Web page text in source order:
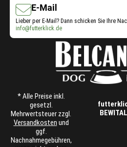
E-Mail
Lieber per E-Mail? Dann schicken Sie Ihre
info@futterklick.de
* Alle Preise inkl.
gesetzl.
Mehrwertsteuer zzgl.
Versandkosten und
ggf.
Nachnahmegebühren,